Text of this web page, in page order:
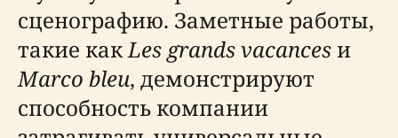
сценографию. Заметные работы,
такие какLes grands vacances и
Marco bleu, демонстрируют
способность компании